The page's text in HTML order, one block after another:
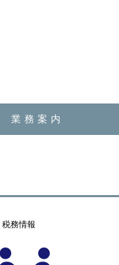
業務案内
税務情報